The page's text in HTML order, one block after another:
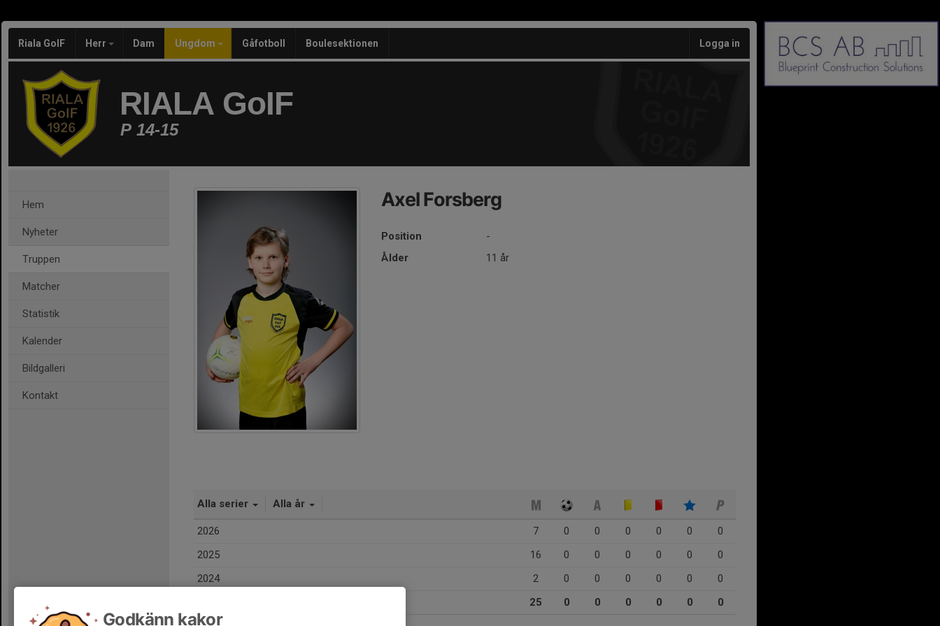
Riala GoIF Herr Dam Ungdom Gåfotboll Boulesektionen Logga in
RIALA GoIF
P 14-15
Hem
Nyheter
Truppen
Matcher
Statistik
Kalender
Bildgalleri
Kontakt
Axel Forsberg
Position
-
Ålder
11 år
Alla serier Alla år
2026 7 0 0 0 0 0
0
2025
16 0 0 0 0 0
0
2024
2 0 0 0 0 0
0
25 0 0 0 0 0 0
Godkänn kakor